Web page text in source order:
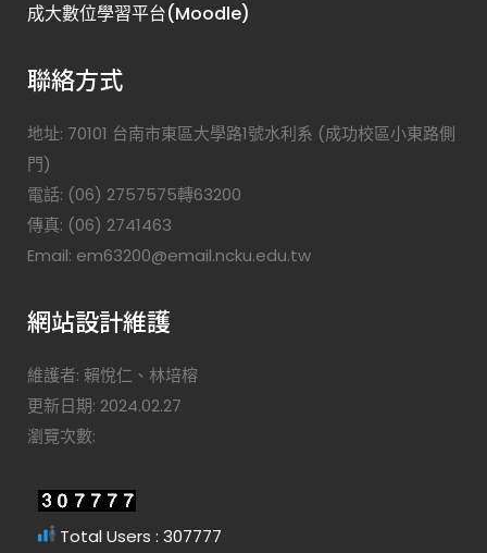
成大數位學習平台(Moodle)
聯絡方式
地址: 70101 台南市東區大學路1號水利系 (成功校區小東路側
門)
電話: (06) 2757575轉63200
傳真: (06) 2741463
Email: em63200@email.ncku.edu.tw
網站設計維護
維護者: 賴悅仁、林培榕
更新日期: 2024.02.27
瀏覽次數:
Total Users : 307777